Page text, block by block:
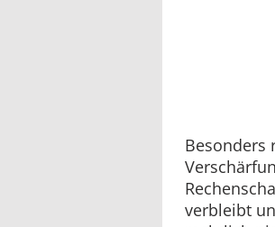
Besonders
verbleibt